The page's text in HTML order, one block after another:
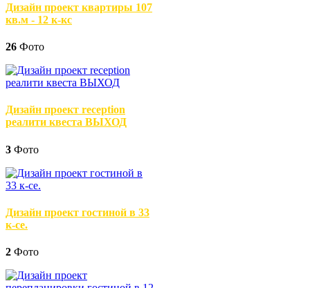
Дизайн проект квартиры 107
кв.м - 12 к-кс
26 Фото
Дизайн проект reception
реалити квеста ВЫХОД
3 Фото
Дизайн проект гостиной в 33
к-се.
2 Фото